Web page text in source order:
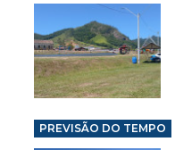
PREVISÃO DO TEMPO